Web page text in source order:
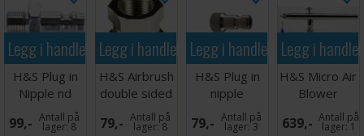
Legg i handlekurven
H&S Plug in
Nipple nd
5.0mm male
99,- Antall på
lager:8
Legg i handlekurven
H&S Airbrush
double sided
thread 1/8
hun
79,- Antall på
lager:8
Legg i handlekurven
H&S Plug in
nipple
nd2.7mm for
AZTEK
79,- Antall på
lager:3
Legg i
H&S Micro Air
Blower
Luftblåser
639,- Antall på
lager:1